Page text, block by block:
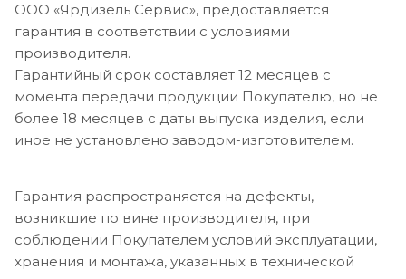
ООО «Ярдизель Сервис», предоставляется
гарантия в соответствии с условиями
производителя.
Гарантийный срок составляет 12 месяцев с
момента передачи продукции Покупателю, но не
более 18 месяцев с даты выпуска изделия, если
иное не установлено заводом-изготовителем.
Гарантия распространяется на дефекты,
возникшие по вине производителя, при
соблюдении Покупателем условий эксплуатации,
хранения и монтажа, указанных в технической